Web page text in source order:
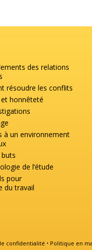
des relations
résoudre les conflits
honnêteté
à un environnement
de l’étude
pour
du travail
confidentialité • Politique en